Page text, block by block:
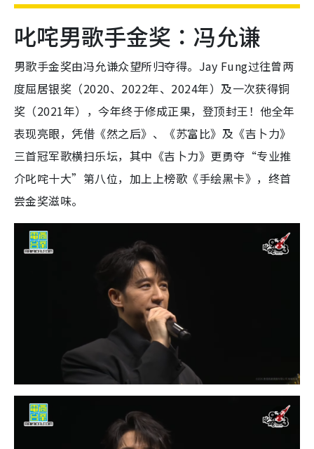
叱咤男歌手金奖：冯允谦
男歌手金奖由冯允谦众望所归夺得。Jay Fung过往曾两
度屈居银奖（2020、2022年、2024年）及一次获得铜
奖（2021年），今年终于修成正果，登顶封王！他全年
表现亮眼，凭借《然之后》、《苏富比》及《吉卜力》
三首冠军歌横扫乐坛，其中《吉卜力》更勇夺“专业推
介叱咤十大”第八位，加上上榜歌《手绘黑卡》，终首
尝金奖滋味。